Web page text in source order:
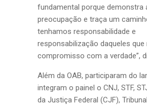
fundamental porque demonstra
preocupação e traça um
tenhamos responsabilidade e
responsabilização daqueles que
compromisso com a verdade”,
Além da OAB, participaram do
integram o painel o CNJ, STF,
da Justiça Federal (CJF),